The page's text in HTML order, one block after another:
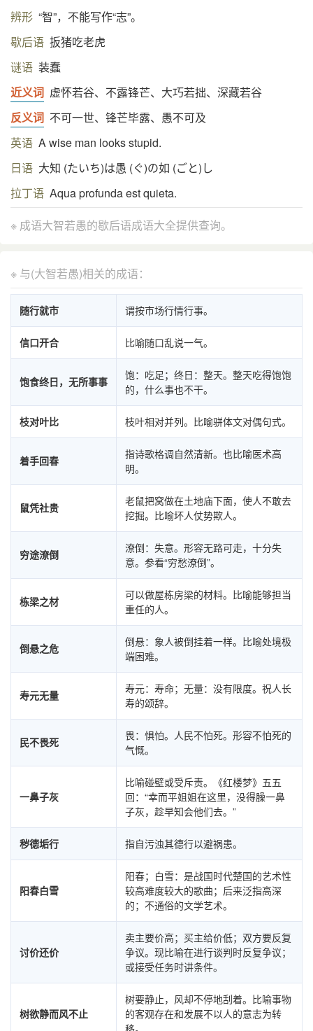
辨形 “智”，不能写作“志”。
歇后语 扳猪吃老虎
谜语 装蠢
近义词 虚怀若谷、不露锋芒、大巧若拙、深藏若谷
反义词 不可一世、锋芒毕露、愚不可及
英语 A wise man looks stupid.
日语 大知 (たいち)は愚 (ぐ)の如 (ごと)し
拉丁语 Aqua profunda est quieta.
※ 成语大智若愚的歇后语成语大全提供查询。
※ 与(大智若愚)相关的成语：
随行就市 谓按市场行情行事。
信口开合 比喻随口乱说一气。
饱食终日，无所事事
饱：吃足；终日：整天。整天吃得饱饱
的，什么事也不干。
枝对叶比 枝叶相对并列。比喻骈体文对偶句式。
着手回春
指诗歌格调自然清新。也比喻医术高
明。
鼠凭社贵
老鼠把窝做在土地庙下面，使人不敢去
挖掘。比喻坏人仗势欺人。
穷途潦倒
潦倒：失意。形容无路可走，十分失
意。参看“穷愁潦倒”。
栋梁之材
可以做屋栋房梁的材料。比喻能够担当
重任的人。
倒悬之危
倒悬：象人被倒挂着一样。比喻处境极
端困难。
寿元无量
寿元：寿命；无量：没有限度。祝人长
寿的颂辞。
民不畏死
畏：惧怕。人民不怕死。形容不怕死的
气慨。
一鼻子灰
比喻碰壁或受斥责。《红楼梦》五五
回：“幸而平姐姐在这里，没得臊一鼻
子灰，趁早知会他们去。”
秽德垢行 指自污浊其德行以避祸患。
阳春白雪
阳春；白雪：是战国时代楚国的艺术性
较高难度较大的歌曲；后来泛指高深
的；不通俗的文学艺术。
讨价还价
卖主要价高；买主给价低；双方要反复
争议。现比喻在进行谈判时反复争议；
或接受任务时讲条件。
树欲静而风不止
树要静止，风却不停地刮着。比喻事物
的客观存在和发展不以人的意志为转
移。